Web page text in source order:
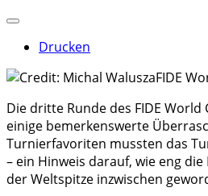
Drucken
Die dritte Runde des FIDE
einige bemerkenswerte
Turnierfavoriten mussten das
– ein Hinweis darauf, wie eng
der Weltspitze inzwischen